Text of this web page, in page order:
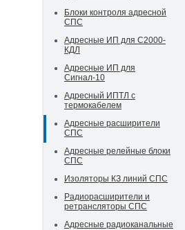
Блоки контроля адресной
СПС
Адресные ИП для С2000-
КДЛ
Адресные ИП для
Сигнал-10
Адресный ИПТЛ с
термокабелем
Адресные расширители
СПС
Адресные релейные блоки
СПС
Изоляторы КЗ линий СПС
Радиорасширители и
ретрансляторы СПС
Адресные радиоканальные